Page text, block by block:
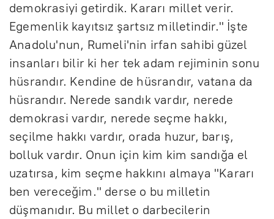
demokrasiyi getirdik. Kararı millet verir.
Egemenlik kayıtsız şartsız milletindir." İşte
Anadolu'nun, Rumeli'nin irfan sahibi güzel
insanları bilir ki her tek adam rejiminin sonu
hüsrandır. Kendine de hüsrandır, vatana da
hüsrandır. Nerede sandık vardır, nerede
demokrasi vardır, nerede seçme hakkı,
seçilme hakkı vardır, orada huzur, barış,
bolluk vardır. Onun için kim kim sandığa el
uzatırsa, kim seçme hakkını almaya "Kararı
ben vereceğim." derse o bu milletin
düşmanıdır. Bu millet o darbecilerin